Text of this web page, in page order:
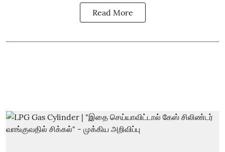
Read More